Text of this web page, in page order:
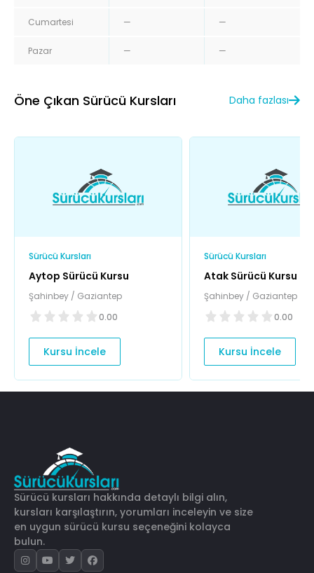
Cumartesi — —
Pazar — —
Öne Çıkan Sürücü Kursları Daha fazlası
Sürücü Kursları
Aytop Sürücü Kursu
Şahinbey / Gaziantep
0.00
Kursu İncele
Sürücü Kursları
Atak Sürücü Kursu
Şahinbey / Gaziantep
0.00
Kursu İncele
Sürücü kursları hakkında detaylı bilgi alın,
kursları karşılaştırın, yorumları inceleyin ve size
en uygun sürücü kursu seçeneğini kolayca
bulun.